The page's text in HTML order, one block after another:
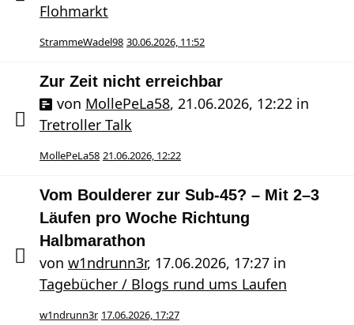
Flohmarkt
StrammeWadel98 30.06.2026, 11:52
Zur Zeit nicht erreichbar
von MollePeLa58, 21.06.2026, 12:22 in
Tretroller Talk
MollePeLa58 21.06.2026, 12:22
Vom Boulderer zur Sub-45? – Mit 2–3
Läufen pro Woche Richtung
Halbmarathon
von w1ndrunn3r, 17.06.2026, 17:27 in
Tagebücher / Blogs rund ums Laufen
w1ndrunn3r 17.06.2026, 17:27